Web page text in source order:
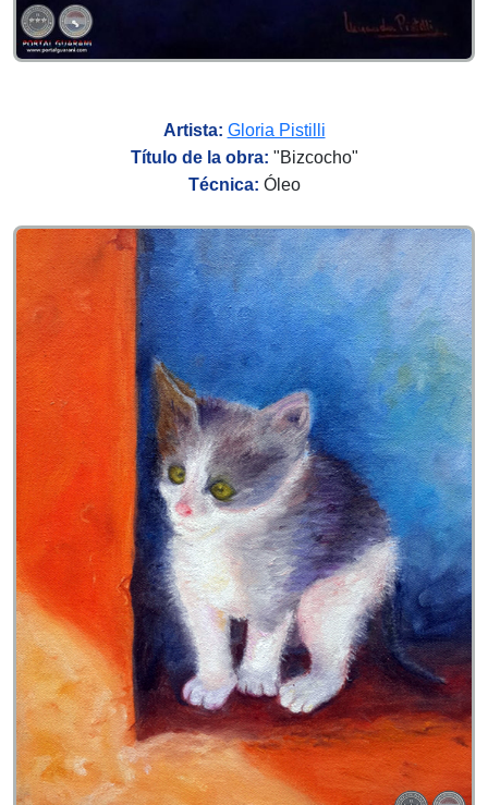
Artista: Gloria Pistilli
Título de la obra: "Bizcocho"
Técnica: Óleo